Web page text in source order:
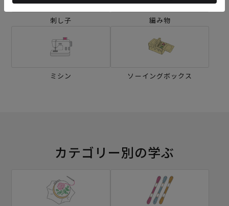
刺し子 編み物
ミシン ソーイングボックス
カテゴリー別の学ぶ